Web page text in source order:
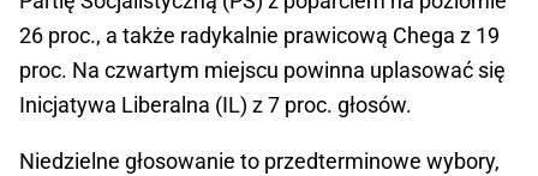
26 proc., a także radykalnie prawicową Chega z 19
proc. Na czwartym miejscu powinna uplasować się
Inicjatywa Liberalna (IL) z 7 proc. głosów.
Niedzielne głosowanie to przedterminowe wybory,